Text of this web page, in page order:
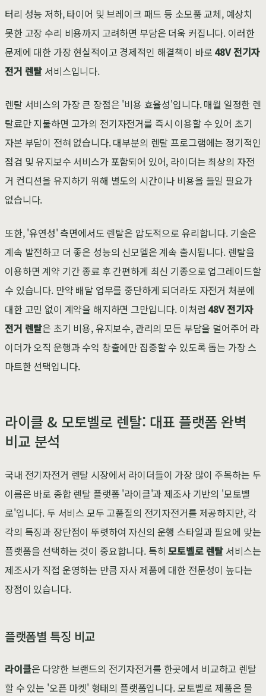
터리 성능 저하, 타이어 및 브레이크 패드 등 소모품 교체, 예상치
못한 고장 수리 비용까지 고려하면 부담은 더욱 커집니다. 이러한
문제에 대한 가장 현실적이고 경제적인 해결책이 바로 48V 전기자
전거 렌탈 서비스입니다.
렌탈 서비스의 가장 큰 장점은 '비용 효율성'입니다. 매월 일정한 렌
탈료만 지불하면 고가의 전기자전거를 즉시 이용할 수 있어 초기
자본 부담이 전혀 없습니다. 대부분의 렌탈 프로그램에는 정기적인
점검 및 유지보수 서비스가 포함되어 있어, 라이더는 최상의 자전
거 컨디션을 유지하기 위해 별도의 시간이나 비용을 들일 필요가
없습니다.
또한, '유연성' 측면에서도 렌탈은 압도적으로 유리합니다. 기술은
계속 발전하고 더 좋은 성능의 신모델은 계속 출시됩니다. 렌탈을
이용하면 계약 기간 종료 후 간편하게 최신 기종으로 업그레이드할
수 있습니다. 만약 배달 업무를 중단하게 되더라도 자전거 처분에
대한 고민 없이 계약을 해지하면 그만입니다. 이처럼 48V 전기자
전거 렌탈은 초기 비용, 유지보수, 관리의 모든 부담을 덜어주어 라
이더가 오직 운행과 수익 창출에만 집중할 수 있도록 돕는 가장 스
마트한 선택입니다.
라이클 & 모토벨로 렌탈: 대표 플랫폼 완벽
비교 분석
국내 전기자전거 렌탈 시장에서 라이더들이 가장 많이 주목하는 두
이름은 바로 종합 렌탈 플랫폼 '라이클'과 제조사 기반의 '모토벨
로'입니다. 두 서비스 모두 고품질의 전기자전거를 제공하지만, 각
각의 특징과 장단점이 뚜렷하여 자신의 운행 스타일과 필요에 맞는
플랫폼을 선택하는 것이 중요합니다. 특히모토벨로 렌탈 서비스는
제조사가 직접 운영하는 만큼 자사 제품에 대한 전문성이 높다는
장점이 있습니다.
플랫폼별 특징 비교
라이클은 다양한 브랜드의 전기자전거를 한곳에서 비교하고 렌탈
할 수 있는 '오픈 마켓' 형태의 플랫폼입니다. 모토벨로 제품은 물